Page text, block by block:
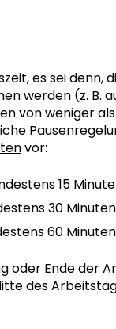
es sei denn,
werden (z. B.
von weniger
vor:
15
30
60
oder Ende der
des